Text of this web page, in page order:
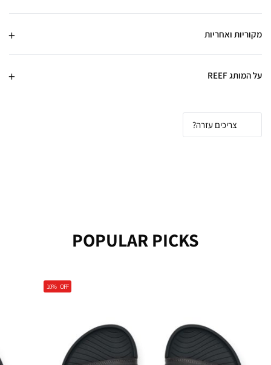
מקוריות ואחריות
על המותג REEF
צריכים עזרה?
POPULAR PICKS
10% OFF